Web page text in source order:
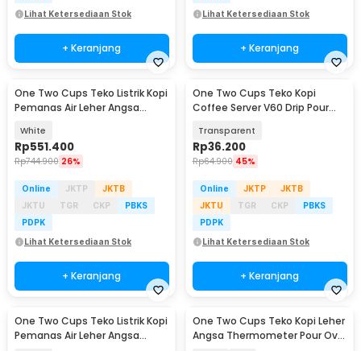
Lihat Ketersediaan Stok
+ Keranjang
Lihat Ketersediaan Stok
+ Keranjang
One Two Cups Teko Listrik Kopi
Pemanas Air Leher Angsa
White
Rp551.400
Rp744.900 26%
Online JKTP
JKTB
JKTU
TGR CKP
PBKS
PDPK
Lihat Ketersediaan Stok
+ Keranjang
One Two Cups Teko Kopi
Coffee Server V60 Drip Pour
Transparent
Rp36.200
Rp64.900 45%
Online JKTP
JKTB
JKTU
TGR CKP
PBKS
PDPK
Lihat Ketersediaan Stok
+ Keranjang
One Two Cups Teko Listrik Kopi
Pemanas Air Leher Angsa
One Two Cups Teko Kopi Leher
Angsa Thermometer Pour Over